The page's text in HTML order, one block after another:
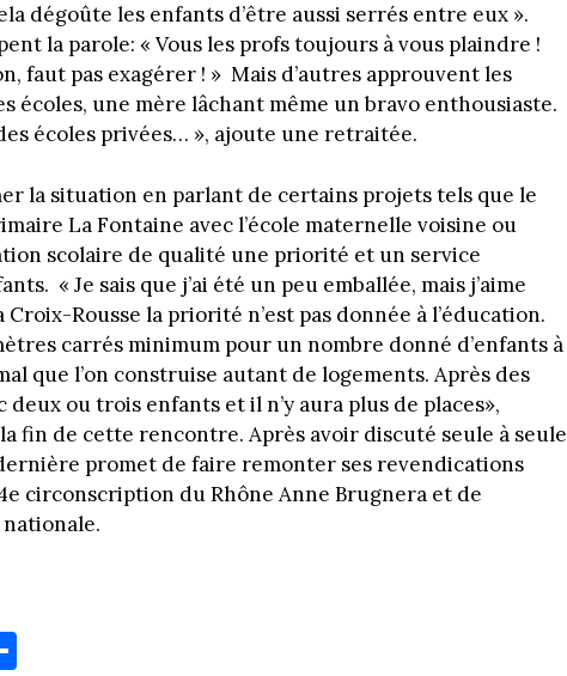
dégoûte les enfants d’être aussi serrés entre eux ».
la parole: « Vous les profs toujours à vous plaindre !
faut pas exagérer ! » Mais d’autres approuvent les
écoles, une mère lâchant même un bravo enthousiaste.
écoles privées… », ajoute une retraitée.
la situation en parlant de certains projets tels que le
La Fontaine avec l’école maternelle voisine ou
scolaire de qualité une priorité et un service
« Je sais que j’ai été un peu emballée, mais j’aime
Croix-Rousse la priorité n’est pas donnée à l’éducation.
carrés minimum pour un nombre donné d’enfants à
que l’on construise autant de logements. Après des
deux ou trois enfants et il n’y aura plus de places»,
fin de cette rencontre. Après avoir discuté seule à seule
promet de faire remonter ses revendications
circonscription du Rhône Anne Brugnera et de
nationale.